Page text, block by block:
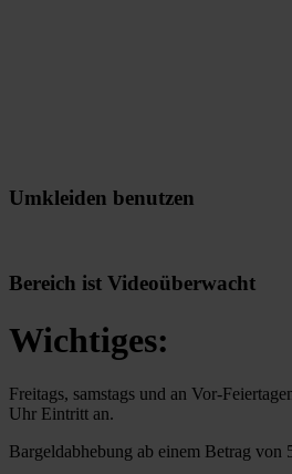
Umkleiden benutzen
Bereich ist Videoüberwacht
Wichtiges:
Freitags, samstags und an Vor-
Uhr Eintritt an.
Bargeldabhebung ab einem Betrag von